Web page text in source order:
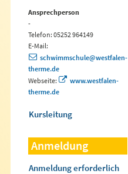
Ansprechperson
-
Telefon: 05252 964149
E-Mail:
schwimmschule@westfalen-
therme.de
Webseite:
www.westfalen-
therme.de
Kursleitung
Anmeldung
Anmeldung erforderlich